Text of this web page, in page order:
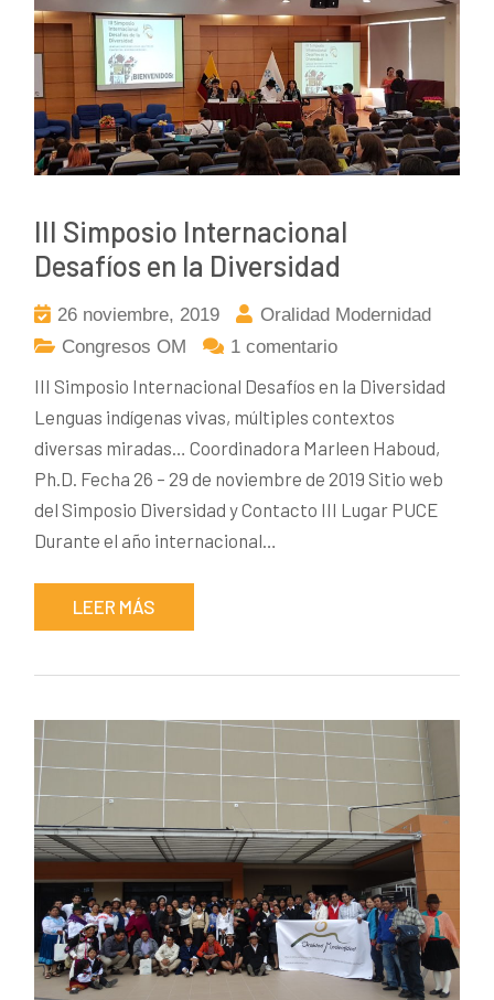
III Simposio Internacional
Desafíos en la Diversidad
26 noviembre, 2019
Oralidad Modernidad
Congresos OM
1 comentario
III Simposio Internacional Desafíos en la Diversidad
Lenguas indígenas vivas, múltiples contextos
diversas miradas… Coordinadora Marleen Haboud,
Ph.D. Fecha 26 – 29 de noviembre de 2019 Sitio web
del Simposio Diversidad y Contacto III Lugar PUCE
Durante el año internacional…
LEER MÁS